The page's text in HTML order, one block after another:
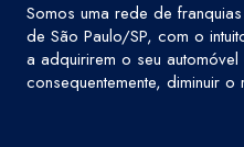
Somos uma rede de
de São Paulo/SP, com o
a adquirirem o seu
consequentemente, diminuir